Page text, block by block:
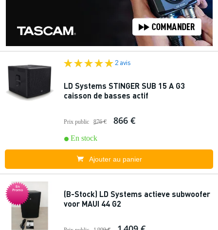
2 avis
LD Systems STINGER SUB 15 A G3
caisson de basses actif
Prix public 876 € 866 €
En stock
Ajouter au panier
En
Promo
(B-Stock) LD Systems actieve subwoofer
voor MAUI 44 G2